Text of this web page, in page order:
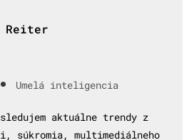
Reiter
• Umelá inteligencia
aktuálne trendy z
súkromia, multimediálneho